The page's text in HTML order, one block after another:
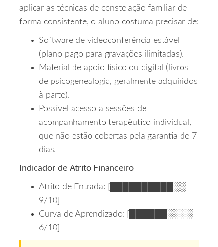
aplicar as técnicas de constelação familiar de
forma consistente, o aluno costuma precisar de:
Software de videoconferência estável
(plano pago para gravações ilimitadas).
Material de apoio físico ou digital (livros
de psicogenealogia, geralmente adquiridos
à parte).
Possível acesso a sessões de
acompanhamento terapêutico individual,
que não estão cobertas pela garantia de 7
dias.
Indicador de Atrito Financeiro
Atrito de Entrada: [██████████░░
9/10]
Curva de Aprendizado: [██████░░░░
6/10]